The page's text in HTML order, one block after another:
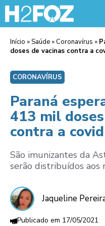
Início »Saúde » Coronavírus »
doses de vacinas contra a
CORONAVÍRUS
Paraná
413 mil
contra a
São imunizantes da
serão distribuídos aos
Jaqueline
17/05/2021